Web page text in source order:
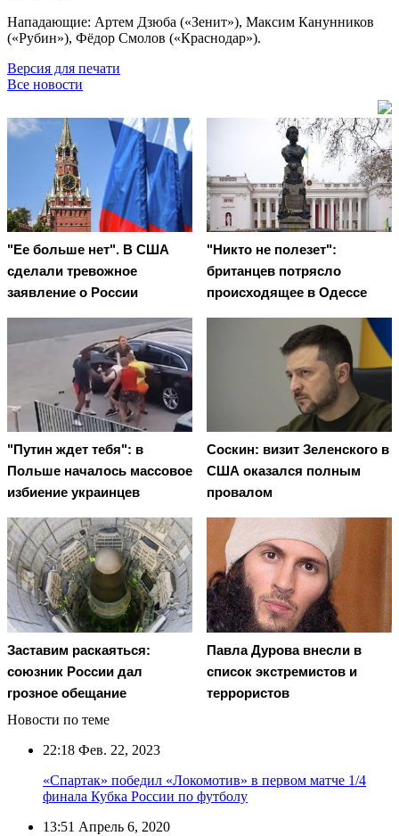
Нападающие: Артем Дзюба («Зенит»), Максим Канунников
(«Рубин»), Фёдор Смолов («Краснодар»).
Версия для печати
Все новости
"Ее больше нет". В США
сделали тревожное
заявление о России
"Никто не полезет":
британцев потрясло
происходящее в Одессе
"Путин ждет тебя": в
Польше началось массовое
избиение украинцев
Соскин: визит Зеленского в
США оказался полным
провалом
Заставим раскаяться:
союзник России дал
грозное обещание
Павла Дурова внесли в
список экстремистов и
террористов
Новости по теме
22:18 Фев. 22, 2023
«Спартак» победил «Локомотив» в первом матче 1/4
финала Кубка России по футболу
13:51 Апрель 6, 2020